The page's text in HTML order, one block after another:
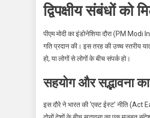
द्विपक्षीय संबंधों को
पीएम मोदी का इंडोनेशिया दौरा (PM
गति प्रदान की। इस तरह की उच्च स्तरीय
हो, या लोगों से लोगों के बीच संपर्क हो।
सहयोग और सद्भावना
इस दौरे ने भारत की ‘एक्ट ईस्ट’ नीति (Act